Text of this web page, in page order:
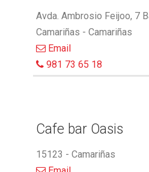
Avda. Ambrosio Feijoo, 7
Camariñas - Camariñas
Email
981 73 65 18
Cafe bar Oasis
15123 - Camariñas